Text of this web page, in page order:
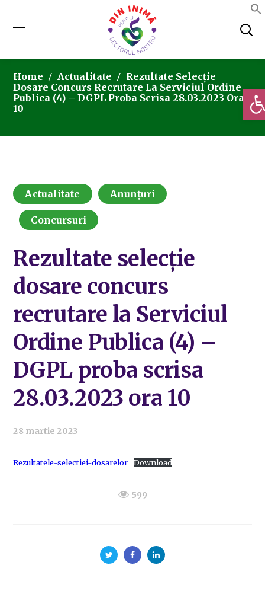
Home Actualitate
Rezultate Selecție
Dosare Concurs Recrutare La Serviciul Ordine
Publica (4) – DGPL Proba Scrisa 28.03.2023 Ora
10
Actualitate Anunțuri
Concursuri
Rezultate selecție
dosare concurs
recrutare la Serviciul
Ordine Publica (4) –
DGPL proba scrisa
28.03.2023 ora 10
28 martie 2023
Rezultatele-selectiei-dosarelor Download
599